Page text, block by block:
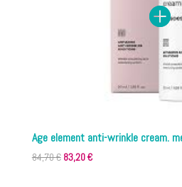
Age element anti-wrinkle cream.
84,70€ El
83,20€El